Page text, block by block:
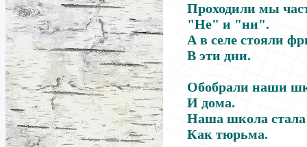
Проходили мы
"Не" и "ни".
А в селе стояли
В эти дни.
Обобрали наши
И дома.
Наша школа стала
Как тюрьма.